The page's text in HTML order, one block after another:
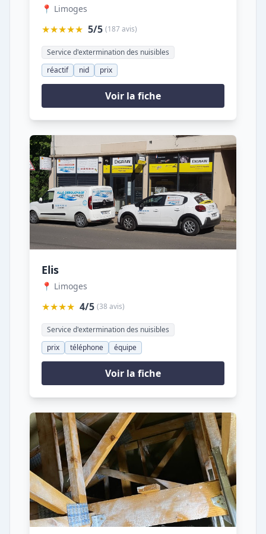
📍 Limoges
★★★★★ 5/5 (187 avis)
Service d'extermination des nuisibles
réactif
nid prix
Voir la fiche
Elis
📍 Limoges
★★★★ 4/5 (38 avis)
Service d'extermination des nuisibles
prix
téléphone équipe
Voir la fiche